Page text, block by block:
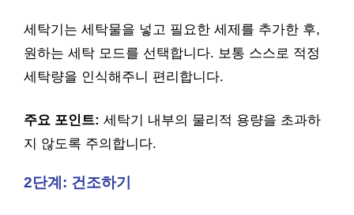
세탁기는 세탁물을 넣고 필요한 세제를 추가한 후,
원하는 세탁 모드를 선택합니다. 보통 스스로 적정
세탁량을 인식해주니 편리합니다.
주요 포인트: 세탁기 내부의 물리적 용량을 초과하
지 않도록 주의합니다.
2단계: 건조하기